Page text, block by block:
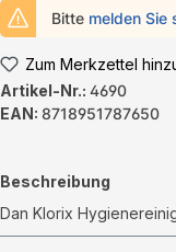
Bitte melden Sie
Zum Merkzettel
Artikel-Nr.: 4690
EAN: 8718951787650
Beschreibung
Dan Klorix